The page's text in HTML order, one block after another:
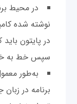
در محیط
نوشته شده
در پایتون
سپس خط به
به‌طور
برنامه در